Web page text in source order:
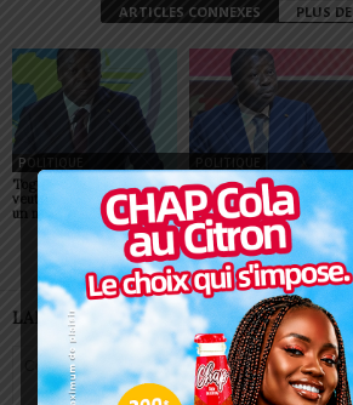
ARTICLES CONNEXES PLUS
POLITIQUE
Togo: Faure Gnassingbé
veut faire du ciel africain
un moteur de prospérité
Togo : visa supprimé pour
tous les Africains
LAISSER UN COMMENTAIRE